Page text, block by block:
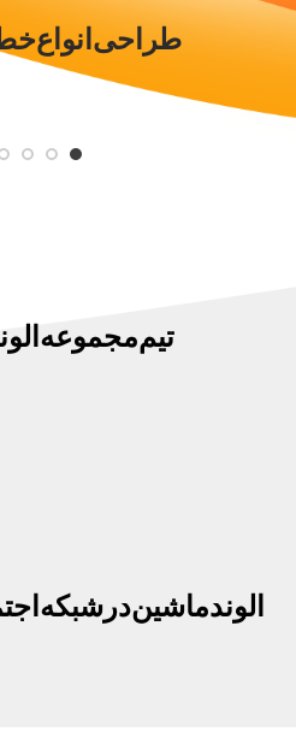
خدمات برش و
تیم مجموعه
الوند ماشین در شبکه